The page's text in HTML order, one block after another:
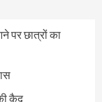
पर छात्रों का
कैद